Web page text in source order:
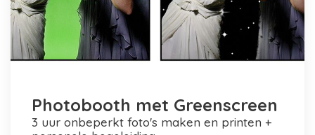
Photobooth met Greenscreen
3 uur onbeperkt foto's maken en printen +